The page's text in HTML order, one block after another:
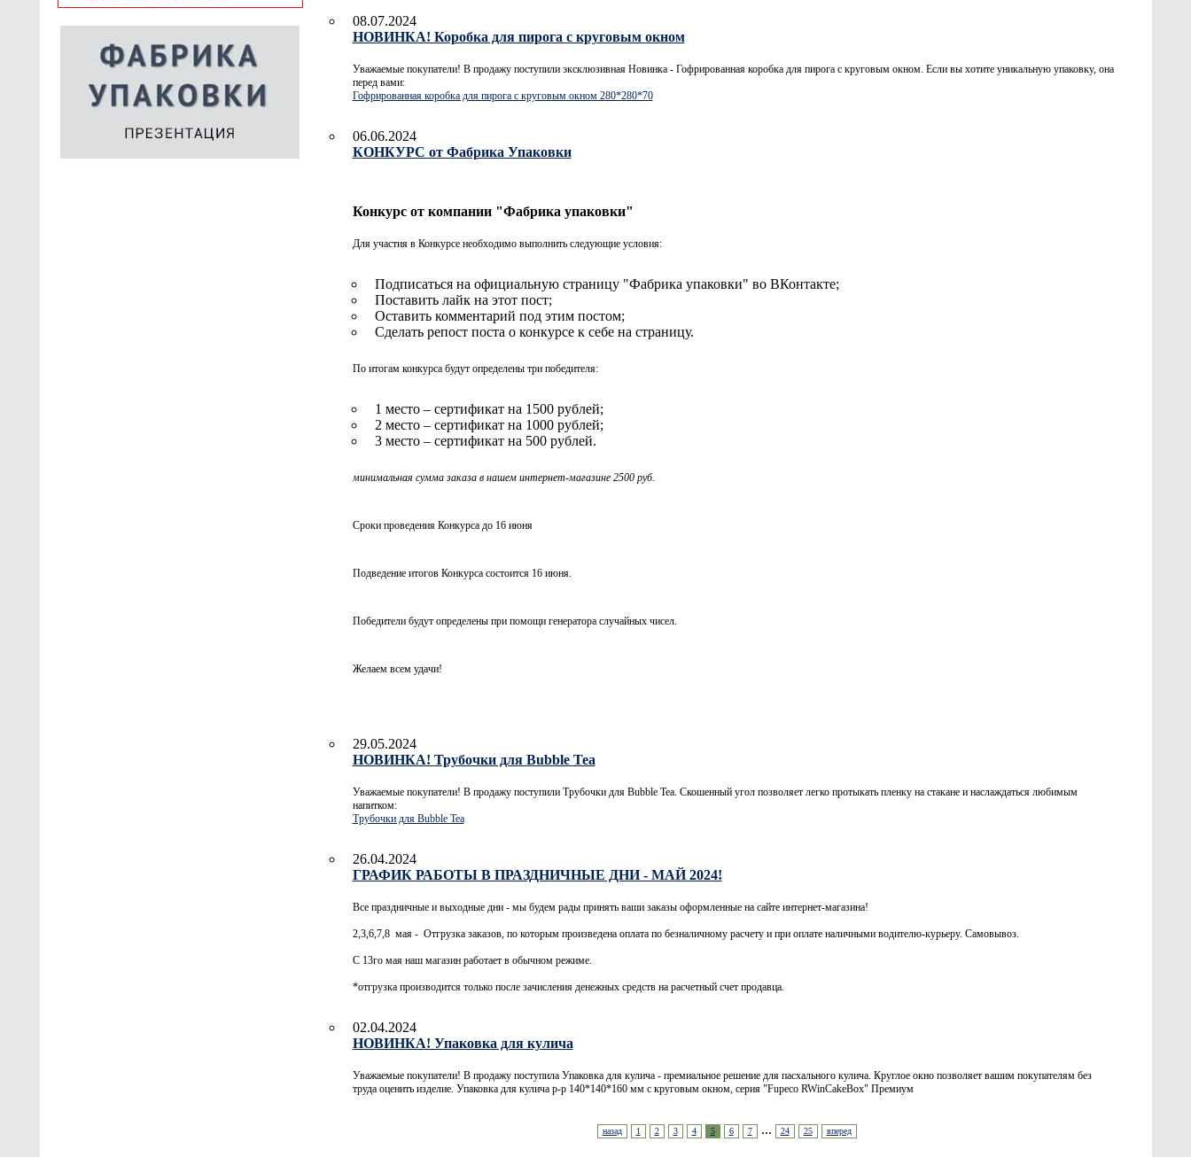
08.07.2024
НОВИНКА! Коробка для пирога с круговым окном
Уважаемые покупатели! В продажу поступили эксклюзивная Новинка - Гофрированная коробка для пирога с круговым окном. Если вы хотите уникальную упаковку, она
перед вами:
Гофрированная коробка для пирога с круговым окном 280*280*70
06.06.2024
КОНКУРС от Фабрика Упаковки
Конкурс от компании "Фабрика упаковки"
Для участия в Конкурсе необходимо выполнить следующие условия:
Подписаться на официальную страницу "Фабрика упаковки" во ВКонтакте;
Поставить лайк на этот пост;
Оставить комментарий под этим постом;
Сделать репост поста о конкурсе к себе на страницу.
По итогам конкурса будут определены три победителя:
1 место – сертификат на 1500 рублей;
2 место – сертификат на 1000 рублей;
3 место – сертификат на 500 рублей.
минимальная сумма заказа в нашем интернет-магазине 2500 руб.
Сроки проведения Конкурса до 16 июня
Подведение итогов Конкурса состоится 16 июня.
Победители будут определены при помощи генератора случайных чисел.
Желаем всем удачи!
29.05.2024
НОВИНКА! Трубочки для Bubble Tea
Уважаемые покупатели! В продажу поступили Трубочки для Bubble Tea. Скошенный угол позволяет легко протыкать пленку на стакане и наслаждаться любимым
напитком:
Трубочки для Bubble Tea
26.04.2024
ГРАФИК РАБОТЫ В ПРАЗДНИЧНЫЕ ДНИ - МАЙ 2024!
Все праздничные и выходные дни - мы будем рады принять ваши заказы оформленные на сайте интернет-магазина!
2,3,6,7,8 мая - Отгрузка заказов, по которым произведена оплата по безналичному расчету и при оплате наличными водителю-курьеру. Самовывоз.
С 13го мая наш магазин работает в обычном режиме.
*отгрузка производится только после зачисления денежных средств на расчетный счет продавца.
02.04.2024
НОВИНКА! Упаковка для кулича
Уважаемые покупатели! В продажу поступила Упаковка для кулича - премиальное решение для пасхального кулича. Круглое окно позволяет вашим покупателям без
труда оценить изделие. Упаковка для кулича р-р 140*140*160 мм с круговым окном, серия "Fupeco RWinCakeBox" Премиум
назад 1 2 3 4 5 6 7 ... 24 25 вперед